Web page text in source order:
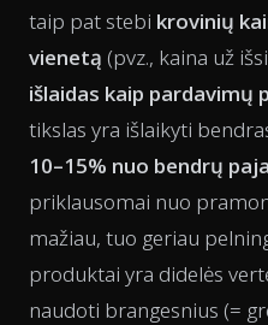
taip pat stebi krovinių
vienetą (pvz., kaina už
išlaidas kaip pardavimų
tikslas yra išlaikyti
10–15% nuo bendrų
priklausomai nuo
mažiau, tuo geriau
produktai yra didelės
naudoti brangesnius (=